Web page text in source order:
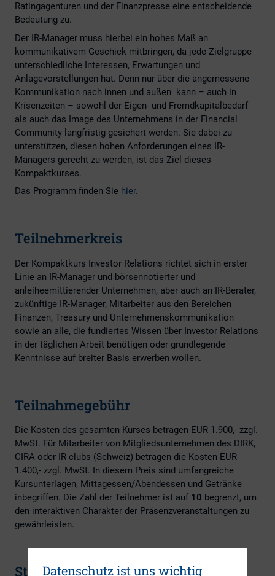
Ratingagenturen und der Finanzpresse eine entscheidende
Bedeutung zu.
Der IR-Manager muss hierbei ein hohes Maß an
kommunikativem Geschick mitbringen, da jede Zielgruppe
unterschiedliche Interessen, Erwartungen und
Anlagevorstellungen hat. Denn nur über die angemessene
Kommunikation nach innen und außen kann – auch in
Krisenzeiten – sowohl der Eigen- und Fremdkapitalbedarf
als auch das Image des Unternehmens in der Financial
Community langfristig gesichert werden. Sie dabei zu
unterstützen, diesen hohen Anforderungen eines IR-
Managers gerecht zu werden, ist das Ziel dieses
Kompaktkurses.
Das Programm finden Sie hier.
Teilnehmerkreis
Der Kompaktkurs Investor Relations richtet sich in erster
Linie an IR-Manager und börsennotierter und
anleiheemittierender Unternehmen, aber auch an IR-Berater,
zukünftige IR-Manager, Mitarbeiter aus den Bereichen
Finanzen, Treasury und Unternehmenskommunikation
sowie an alle, die fundiertes Wissen über Investor Relations
in der täglichen Arbeit benötigen oder grundlegende
Kenntnisse auf breiter Basis erwerben wollen.
Teilnahmegebühr
Die Kosten des gesamten Kurses betragen EUR 1.900,- zzgl.
MwSt. Für Mitarbeiter von Mitgliedsunternehmen des DIRK,
CIRA oder IR clubs (Schweiz) betragen die Kosten EUR
1.400,- zzgl. MwSt. In diesem Preis sind umfangreiche
Kursunterlagen, Mittagessen/Abendessen und Getränke
inbegriffen. Die Zahl der Teilnehmer ist auf 10 begrenzt, um
den interaktiven Charakter der Präsenzveranstaltungen zu
gewährleisten.
Stornierungsgebühren
Datenschutz ist uns wichtig